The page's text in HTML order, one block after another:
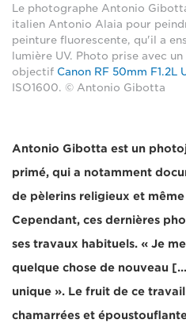
Le photographe Antonio
italien Antonio Alaia pour
peinture fluorescente, qu'il a
lumière UV. Photo prise avec
objectif Canon RF 50mm F1.2L
ISO1600. © Antonio Gibotta
Antonio Gibotta est un
primé, qui a notamment
de pèlerins religieux et
Cependant, ces dernières
ses travaux habituels. « Je
quelque chose de nouveau
unique ». Le fruit de ce
chamarrées et